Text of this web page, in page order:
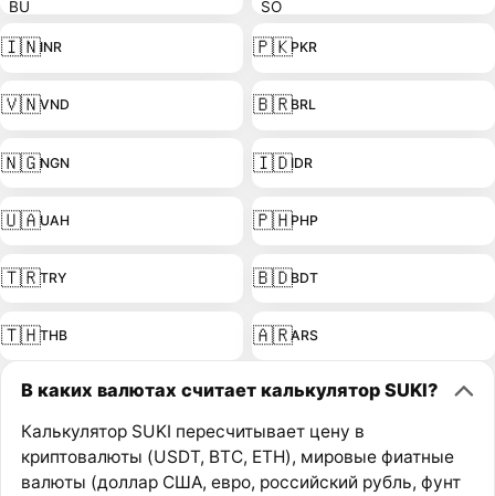
🇮🇳INR 🇵🇰PKR
🇻🇳VND 🇧🇷BRL
🇳🇬NGN 🇮🇩IDR
🇺🇦UAH 🇵🇭PHP
🇹🇷TRY 🇧🇩BDT
🇹🇭THB 🇦🇷ARS
В каких валютах считает калькулятор SUKI?
Калькулятор SUKI пересчитывает цену в
криптовалюты (USDT, BTC, ETH), мировые фиатные
валюты (доллар США, евро, российский рубль, фунт